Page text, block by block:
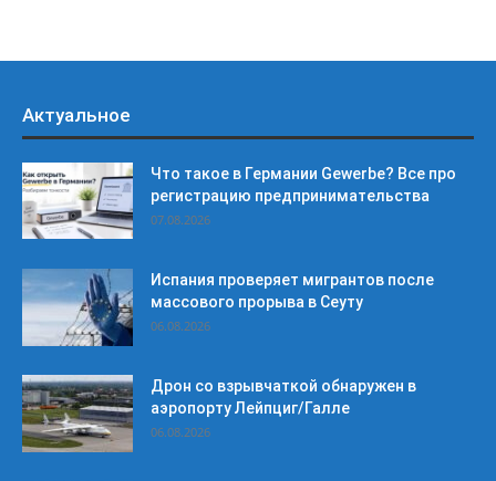
Актуальное
Что такое в Германии Gewerbe? Все про
регистрацию предпринимательства
07.08.2026
Испания проверяет мигрантов после
массового прорыва в Сеуту
06.08.2026
Дрон со взрывчаткой обнаружен в
аэропорту Лейпциг/Галле
06.08.2026